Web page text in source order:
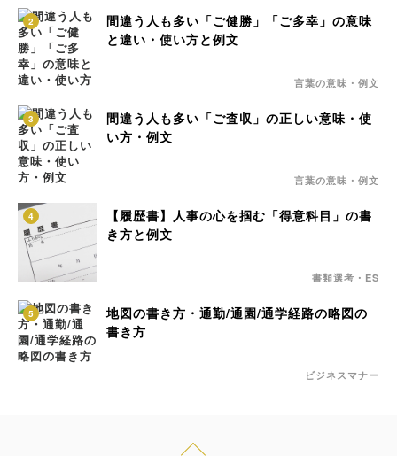
2
間違う人も多い「ご健勝」「ご多幸」の意味
と違い・使い方と例文
言葉の意味・例文
3
間違う人も多い「ご査収」の正しい意味・使
い方・例文
言葉の意味・例文
4
【履歴書】人事の心を掴む「得意科目」の書
き方と例文
書類選考・ES
5
地図の書き方・通勤/通園/通学経路の略図の
書き方
ビジネスマナー